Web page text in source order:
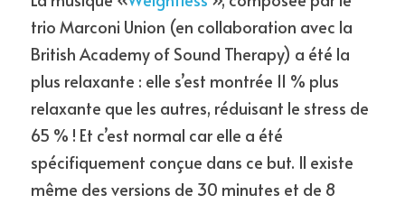
trio Marconi Union (en collaboration avec la
British Academy of Sound Therapy) a été la
plus relaxante : elle s’est montrée 11 % plus
relaxante que les autres, réduisant le stress de
65 % ! Et c’est normal car elle a été
spécifiquement conçue dans ce but. Il existe
même des versions de 30 minutes et de 8